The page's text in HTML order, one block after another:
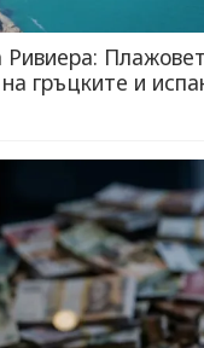
Ривиера:
гръцките и